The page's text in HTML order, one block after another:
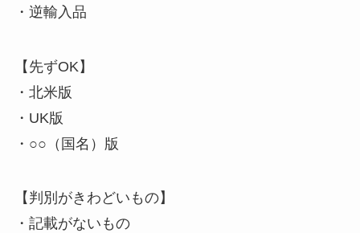
・逆輸入品
【先ずOK】
・北米版
・UK版
・○○（国名）版
【判別がきわどいもの】
・記載がないもの